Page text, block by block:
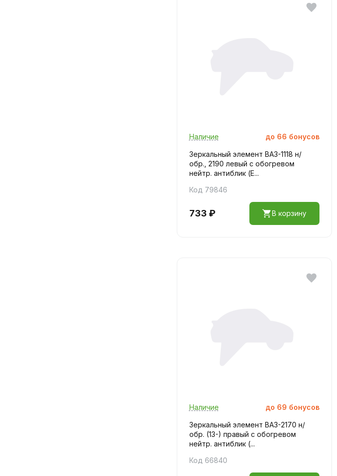
Наличие до 66 бонусов
Зеркальный элемент ВАЗ-1118 н/
обр., 2190 левый с обогревом
нейтр. антиблик (E...
Код 79846
733 ₽ В корзину
Наличие до 69 бонусов
Зеркальный элемент ВАЗ-2170 н/
обр. (13-) правый с обогревом
нейтр. антиблик (...
Код 66840